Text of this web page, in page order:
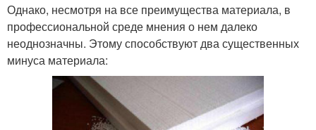
Однако, несмотря на все преимущества материала, в
профессиональной среде мнения о нем далеко
неоднозначны. Этому способствуют два существенных
минуса материала: